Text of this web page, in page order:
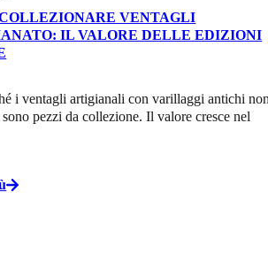
VENTAGLI
IL VALORE DELLE EDIZIONI
i ventagli artigianali con varillaggi antichi
pezzi da collezione. Il valore cresce nel